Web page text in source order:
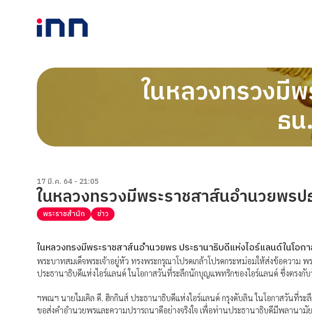
ในหลวงทรวงมี
ธ
17 มี.ค. 64 - 21:05
ในหลวงทรวงมีพระราชสาส์นอำนวยพร
พระราชสำนัก ข่าว
ในหลวงทรงมีพระราชสาส์นอำนวยพร ประธานาธิบดีแห่งไอร์แลนด์ในโอ
พระบาทสมเด็จพระเจ้าอยู่หัว ทรงพระกรุณาโปรดเกล้าโปรดกระหม่อมให้ส่งข้อความ
ประธานาธิบดีแห่งไอร์แลนด์ ในโอกาสวันที่ระลึกนักบุญแพทริกของไอร์แลนด์ ซึ่งตรง
ฯพณฯ นายไมเคิล ดี. ฮิกกินส์ ประธานาธิบดีแห่งไอร์แลนด์ กรุงดับลิน ในโอกาสวันที่ร
ขอส่งคำอำนวยพรและความปรารถนาดีอย่างจริงใจ เพื่อท่านประธานาธิบดีมีพลานา